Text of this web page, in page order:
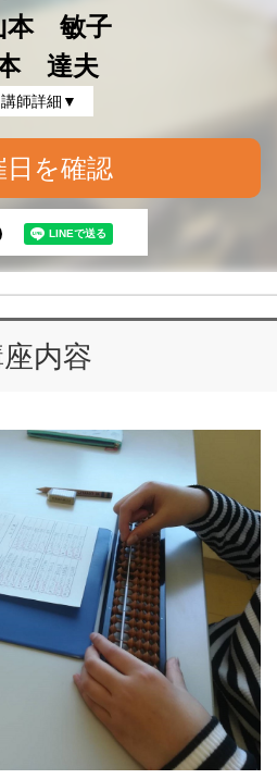
敏子
達夫
講師詳細▼
日を確認
内容